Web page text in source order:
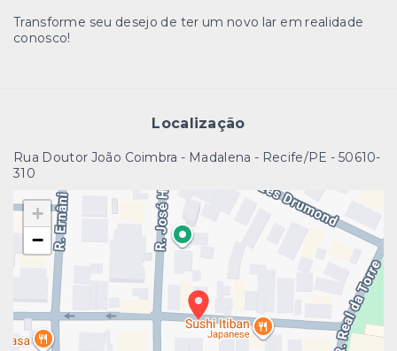
Transforme seu desejo de ter um novo lar em realidade
conosco!
Localização
Rua Doutor João Coimbra - Madalena - Recife/PE - 50610-
310
+
−